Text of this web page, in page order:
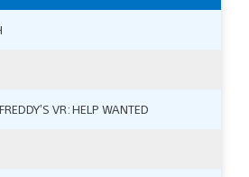
VR: HELP WANTED